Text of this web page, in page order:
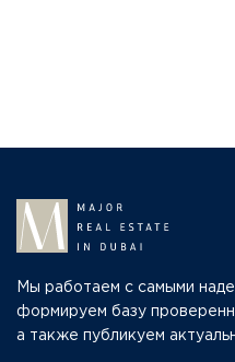
Мы работаем с самыми
формируем базу
а также публикуем